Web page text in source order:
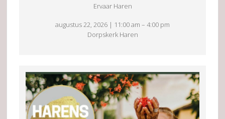
Ervaar Haren
augustus 22, 2026 | 11:00 am – 4:00 pm
Dorpskerk Haren